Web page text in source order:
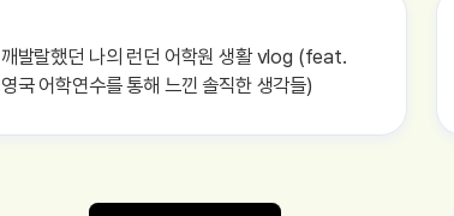
깨발랄했던 나의 런던 어학원 생활 vlog (feat.
영국 어학연수를 통해 느낀 솔직한 생각들)